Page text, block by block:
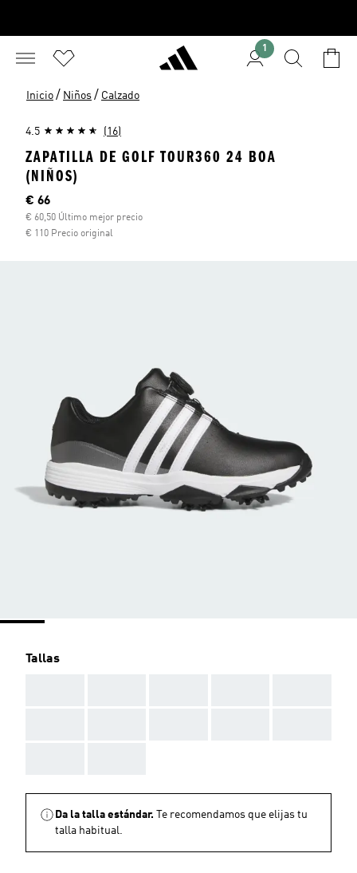
1
Inicio / Niños / Calzado
4.5 (16)
ZAPATILLA DE GOLF TOUR360 24 BOA
(NIÑOS)
Precio actual
€ 66
€ 60,50 Último mejor precio
€ 110 Precio original
Tallas
Da la talla estándar.
Te recomendamos que elijas tu
talla habitual.